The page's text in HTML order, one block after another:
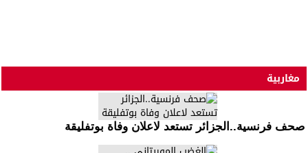
مغاربية
صحف فرنسية..الجزائر تستعد لاعلان وفاة بوتفليقة